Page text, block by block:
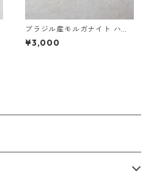
ブラジル産モルガナイト ハー
トカット(5mm)/ラウンドカッ
トルース(6mm)
¥3,000